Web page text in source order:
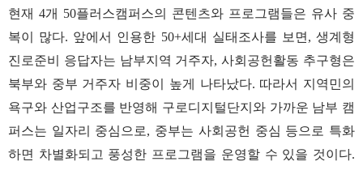
현재 4개 50플러스캠퍼스의 콘텐츠와 프로그램들은 유사 중
복이 많다. 앞에서 인용한 50+세대 실태조사를 보면, 생계형
진로준비 응답자는 남부지역 거주자, 사회공헌활동 추구형은
북부와 중부 거주자 비중이 높게 나타났다. 따라서 지역민의
욕구와 산업구조를 반영해 구로디지털단지와 가까운 남부 캠
퍼스는 일자리 중심으로, 중부는 사회공헌 중심 등으로 특화
하면 차별화되고 풍성한 프로그램을 운영할 수 있을 것이다.